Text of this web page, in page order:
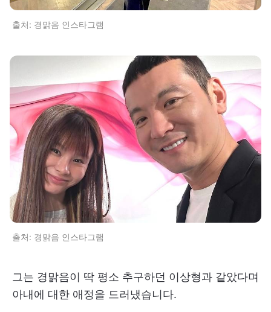
출처: 경맑음 인스타그램
출처: 경맑음 인스타그램
그는 경맑음이 딱 평소 추구하던 이상형과 같았다며
아내에 대한 애정을 드러냈습니다.